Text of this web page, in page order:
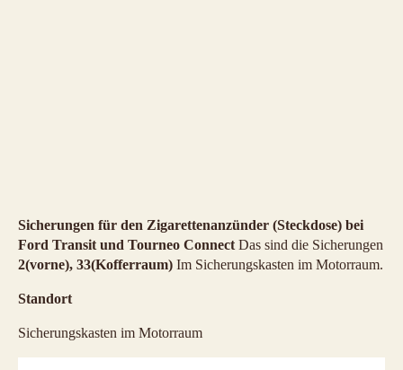
Sicherungen für den Zigarettenanzünder (Steckdose) bei
Ford Transit und Tourneo Connect Das sind die Sicherungen
2(vorne), 33(Kofferraum) Im Sicherungskasten im Motorraum.
Standort
Sicherungskasten im Motorraum